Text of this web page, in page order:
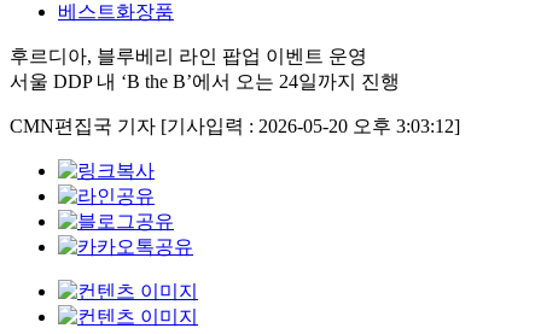
베스트화장품
후르디아, 블루베리 라인 팝업 이벤트 운영
서울 DDP 내 ‘B the B’에서 오는 24일까지 진행
CMN편집국 기자 [기사입력 : 2026-05-20 오후 3:03:12]